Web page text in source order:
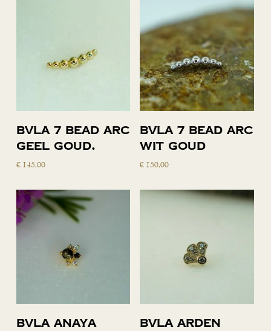
Toevoegen
aan
BVLA 7 Bead Arc
geel goud.
€145,00
Toevoegen
aan
BVLA 7 Bead Arc
wit goud
€ 150,00
Toevoegen
BVLA Anaya Toevoegen
BVLA Arden